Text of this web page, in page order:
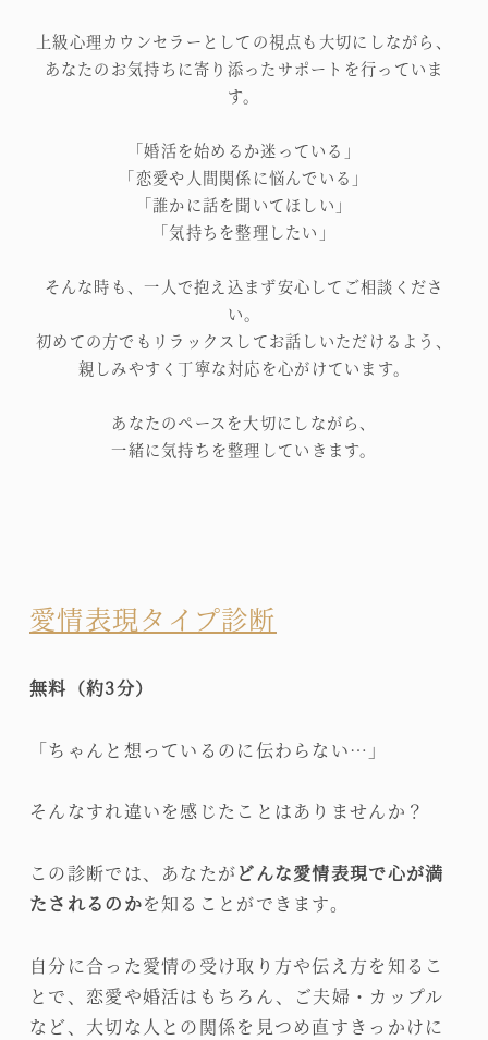
上級心理カウンセラーとしての視点も大切にしながら、
あなたのお気持ちに寄り添ったサポートを行っていま
す。
「婚活を始めるか迷っている」
「恋愛や人間関係に悩んでいる」
「誰かに話を聞いてほしい」
「気持ちを整理したい」
そんな時も、一人で抱え込まず安心してご相談くださ
い。
初めての方でもリラックスしてお話しいただけるよう、
親しみやすく丁寧な対応を心がけています。
あなたのペースを大切にしながら、
一緒に気持ちを整理していきます。
愛情表現タイプ診断
無料（約3分）
「ちゃんと想っているのに伝わらない…」
そんなすれ違いを感じたことはありませんか？
この診断では、あなたがどんな愛情表現で心が満
たされるのかを知ることができます。
自分に合った愛情の受け取り方や伝え方を知るこ
とで、恋愛や婚活はもちろん、ご夫婦・カップル
など、大切な人との関係を見つめ直すきっかけに